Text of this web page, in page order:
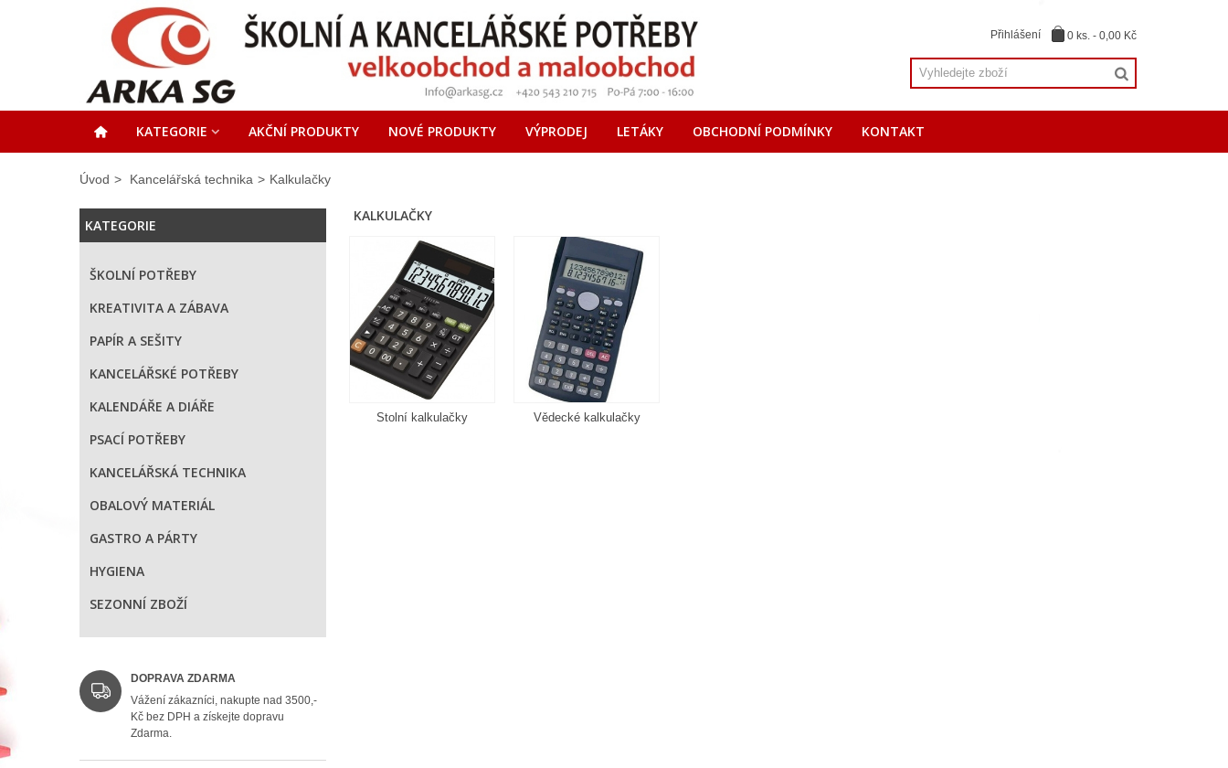
0 ks. - 0,00 Kč
Přihlášení
KATEGORIE AKČNÍ PRODUKTY NOVÉ PRODUKTY VÝPRODEJ LETÁKY OBCHODNÍ PODMÍNKY KONTAKT
Úvod > Kancelářská technika > Kalkulačky
KATEGORIE
ŠKOLNÍ POTŘEBY
KREATIVITA A ZÁBAVA
PAPÍR A SEŠITY
KANCELÁŘSKÉ POTŘEBY
KALENDÁŘE A DIÁŘE
PSACÍ POTŘEBY
KANCELÁŘSKÁ TECHNIKA
OBALOVÝ MATERIÁL
GASTRO A PÁRTY
HYGIENA
SEZONNÍ ZBOŽÍ
DOPRAVA ZDARMA
Vážení zákazníci, nakupte nad 3500,-
Kč bez DPH a získejte dopravu
Zdarma.
KALKULAČKY
Stolní kalkulačky Vědecké kalkulačky